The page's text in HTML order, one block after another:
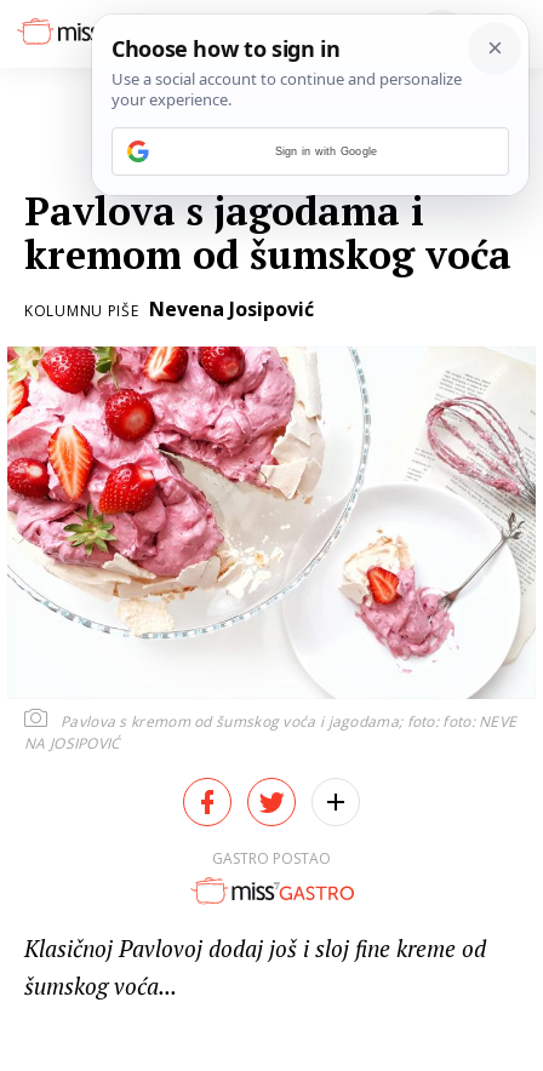
Pavlova s jagodama i
kremom od šumskog voća
KOLUMNU PIŠE Nevena Josipović
Pavlova s kremom od šumskog voća i jagodama; foto:foto: NEVE
NA JOSIPOVIĆ
GASTRO POSTAO
Klasičnoj Pavlovoj dodaj još i sloj fine kreme od
šumskog voća...
Sign in with Google